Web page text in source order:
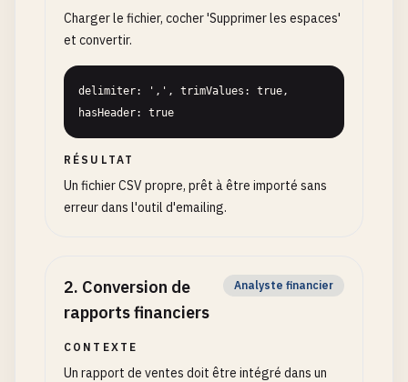
Charger le fichier, cocher 'Supprimer les espaces'
et convertir.
delimiter: ',', trimValues: true,
hasHeader: true
RÉSULTAT
Un fichier CSV propre, prêt à être importé sans
erreur dans l'outil d'emailing.
2. Conversion de
rapports financiers
Analyste financier
CONTEXTE
Un rapport de ventes doit être intégré dans un